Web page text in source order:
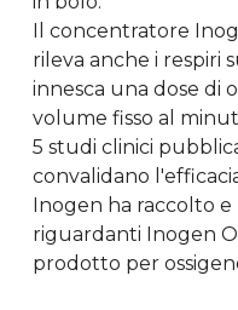
Il concentratore
rileva anche i respiri
innesca una dose di
volume fisso al
5 studi clinici
convalidano
Inogen ha raccolto
riguardanti Inogen
prodotto per